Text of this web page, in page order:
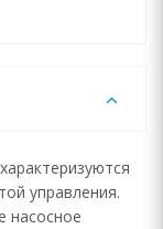
управления.
насосное